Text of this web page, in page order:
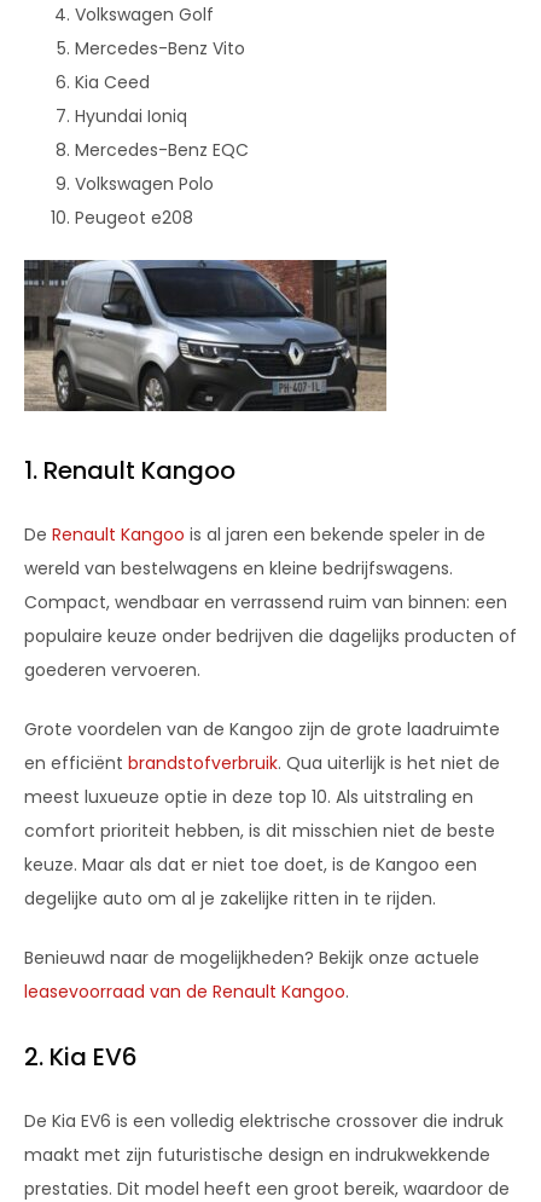
Volkswagen Golf
Mercedes-Benz Vito
Kia Ceed
Hyundai Ioniq
Mercedes-Benz EQC
Volkswagen Polo
Peugeot e208
1. Renault Kangoo
De Renault Kangoo is al jaren een bekende speler in de
wereld van bestelwagens en kleine bedrijfswagens.
Compact, wendbaar en verrassend ruim van binnen: een
populaire keuze onder bedrijven die dagelijks producten of
goederen vervoeren.
Grote voordelen van de Kangoo zijn de grote laadruimte
en efficiënt brandstofverbruik. Qua uiterlijk is het niet de
meest luxueuze optie in deze top 10. Als uitstraling en
comfort prioriteit hebben, is dit misschien niet de beste
keuze. Maar als dat er niet toe doet, is de Kangoo een
degelijke auto om al je zakelijke ritten in te rijden.
Benieuwd naar de mogelijkheden? Bekijk onze actuele
leasevoorraad van de Renault Kangoo.
2. Kia EV6
De Kia EV6 is een volledig elektrische crossover die indruk
maakt met zijn futuristische design en indrukwekkende
prestaties. Dit model heeft een groot bereik, waardoor de